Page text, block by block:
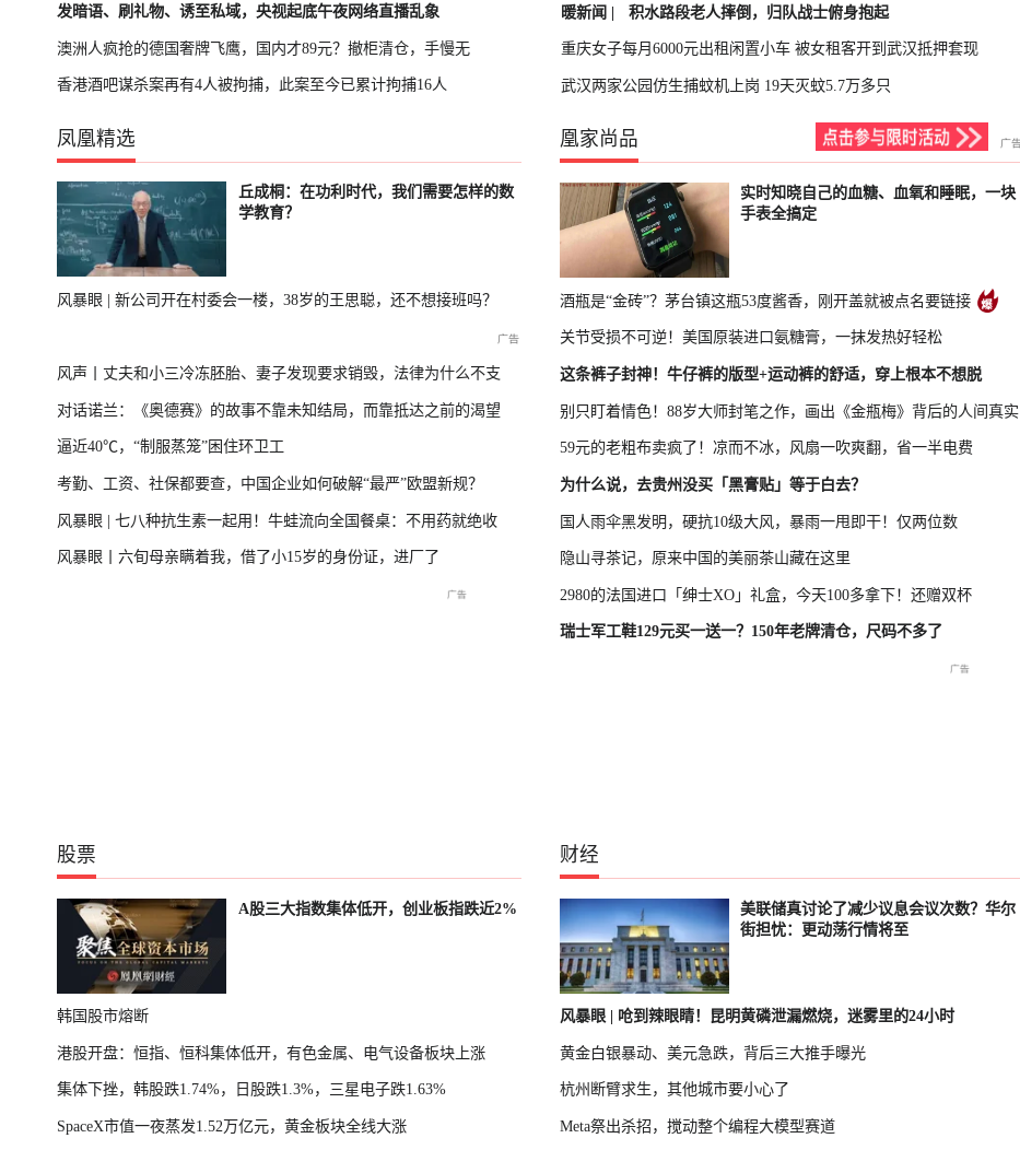
发暗语、刷礼物、诱至私域，央视起底午夜网络直播乱象
澳洲人疯抢的德国奢牌飞鹰，国内才89元？撤柜清仓，手慢无
香港酒吧谋杀案再有4人被拘捕，此案至今已累计拘捕16人
暖新闻 | 积水路段老人摔倒，归队战士俯身抱起
重庆女子每月6000元出租闲置小车 被女租客开到武汉抵押套现
武汉两家公园仿生捕蚊机上岗 19天灭蚊5.7万多只
凤凰精选
丘成桐：在功利时代，我们需要怎样的数
学教育？
风暴眼 | 新公司开在村委会一楼，38岁的王思聪，还不想接班吗？
风声丨丈夫和小三冷冻胚胎、妻子发现要求销毁，法律为什么不支
持？
对话诺兰：《奥德赛》的故事不靠未知结局，而靠抵达之前的渴望
逼近40℃，“制服蒸笼”困住环卫工
考勤、工资、社保都要查，中国企业如何破解“最严”欧盟新规？
风暴眼 | 七八种抗生素一起用！牛蛙流向全国餐桌：不用药就绝收
风暴眼丨六旬母亲瞒着我，借了小15岁的身份证，进厂了
凰家尚品
实时知晓自己的血糖、血氧和睡眠，一块
手表全搞定
酒瓶是“金砖”？茅台镇这瓶53度酱香，刚开盖就被点名要链接
关节受损不可逆！美国原装进口氨糖膏，一抹发热好轻松
这条裤子封神！牛仔裤的版型+运动裤的舒适，穿上根本不想脱
别只盯着情色！88岁大师封笔之作，画出《金瓶梅》背后的人间真实
59元的老粗布卖疯了！凉而不冰，风扇一吹爽翻，省一半电费
为什么说，去贵州没买「黑膏贴」等于白去？
国人雨伞黑发明，硬抗10级大风，暴雨一甩即干！仅两位数
隐山寻茶记，原来中国的美丽茶山藏在这里
2980的法国进口「绅士XO」礼盒，今天100多拿下！还赠双杯
瑞士军工鞋129元买一送一？150年老牌清仓，尺码不多了
交流现场
年大会特别报道
轮播中
播
经济运行情况
已结束
最新进展
股票
A股三大指数集体低开，创业板指跌近2%
韩国股市熔断
港股开盘：恒指、恒科集体低开，有色金属、电气设备板块上涨
集体下挫，韩股跌1.74%，日股跌1.3%，三星电子跌1.63%
SpaceX市值一夜蒸发1.52万亿元，黄金板块全线大涨
财经
美联储真讨论了减少议息会议次数？华尔
街担忧：更动荡行情将至
风暴眼 | 呛到辣眼睛！昆明黄磷泄漏燃烧，迷雾里的24小时
黄金白银暴动、美元急跌，背后三大推手曝光
杭州断臂求生，其他城市要小心了
Meta祭出杀招，搅动整个编程大模型赛道